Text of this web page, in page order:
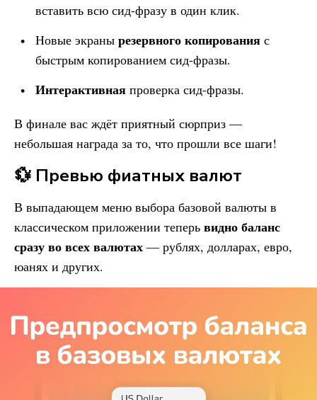
вставить всю сид-фразу в один клик.
Новые экраны резервного копирования с
быстрым копированием сид-фразы.
Интерактивная проверка сид-фразы.
В финале вас ждёт приятный сюрприз —
небольшая награда за то, что прошли все шаги!
💱 Превью фиатных валют
В выпадающем меню выбора базовой валюты в
классическом приложении теперь видно баланс
сразу во всех валютах — рублях, долларах, евро,
юанях и других.